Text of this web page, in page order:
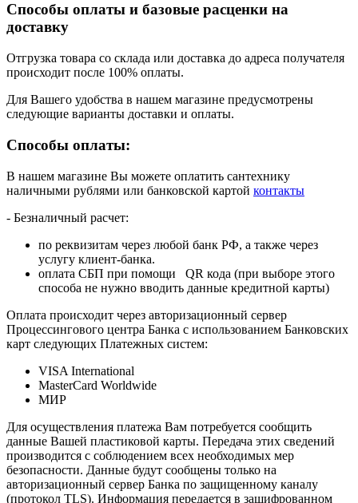
Способы оплаты и базовые расценки на
доставку
Отгрузка товара со склада или доставка до адреса получателя
происходит после 100% оплаты.
Для Вашего удобства в нашем магазине предусмотрены
следующие варианты доставки и оплаты.
Способы оплаты:
В нашем магазине Вы можете оплатить сантехнику
наличными рублями или банковской картой контакты
- Безналичный расчет:
по реквизитам через любой банк РФ, а также через
услугу клиент-банка.
оплата СБП при помощи QR кода (при выборе этого
способа не нужно вводить данные кредитной карты)
Оплата происходит через авторизационный сервер
Процессингового центра Банка с использованием Банковских
карт следующих Платежных систем:
VISA International
MasterCard Worldwide
МИР
Для осуществления платежа Вам потребуется сообщить
данные Вашей пластиковой карты. Передача этих сведений
производится с соблюдением всех необходимых мер
безопасности. Данные будут сообщены только на
авторизационный сервер Банка по защищенному каналу
(протокол TLS). Информация передается в зашифрованном